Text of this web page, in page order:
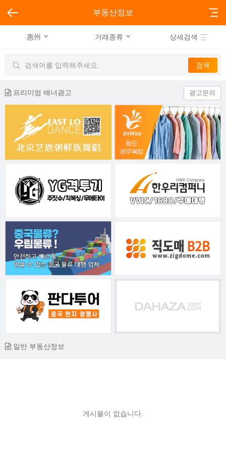
부동산정보
惠州 거래종류 상세검색
프리미엄 배너광고 광고문의
일반 부동산정보
게시물이 없습니다.